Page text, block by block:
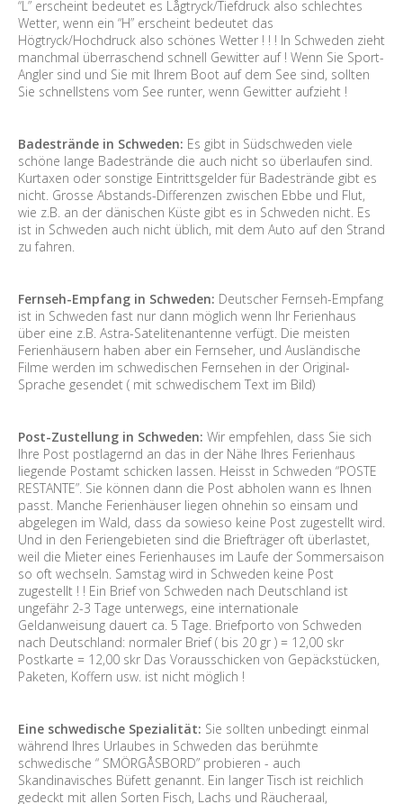
“L” erscheint bedeutet es Lågtryck/Tiefdruck also schlechtes
Wetter, wenn ein “H” erscheint bedeutet das
Högtryck/Hochdruck also schönes Wetter ! ! ! In Schweden zieht
manchmal überraschend schnell Gewitter auf ! Wenn Sie Sport-
Angler sind und Sie mit Ihrem Boot auf dem See sind, sollten
Sie schnellstens vom See runter, wenn Gewitter aufzieht !
Badestrände in Schweden: Es gibt in Südschweden viele
schöne lange Badestrände die auch nicht so überlaufen sind.
Kurtaxen oder sonstige Eintrittsgelder für Badestrände gibt es
nicht. Grosse Abstands-Differenzen zwischen Ebbe und Flut,
wie z.B. an der dänischen Küste gibt es in Schweden nicht. Es
ist in Schweden auch nicht üblich, mit dem Auto auf den Strand
zu fahren.
Fernseh-Empfang in Schweden: Deutscher Fernseh-Empfang
ist in Schweden fast nur dann möglich wenn Ihr Ferienhaus
über eine z.B. Astra-Satelitenantenne verfügt. Die meisten
Ferienhäusern haben aber ein Fernseher, und Ausländische
Filme werden im schwedischen Fernsehen in der Original-
Sprache gesendet ( mit schwedischem Text im Bild)
Post-Zustellung in Schweden: Wir empfehlen, dass Sie sich
Ihre Post postlagernd an das in der Nähe Ihres Ferienhaus
liegende Postamt schicken lassen. Heisst in Schweden “POSTE
RESTANTE”. Sie können dann die Post abholen wann es Ihnen
passt. Manche Ferienhäuser liegen ohnehin so einsam und
abgelegen im Wald, dass da sowieso keine Post zugestellt wird.
Und in den Feriengebieten sind die Briefträger oft überlastet,
weil die Mieter eines Ferienhauses im Laufe der Sommersaison
so oft wechseln. Samstag wird in Schweden keine Post
zugestellt ! ! Ein Brief von Schweden nach Deutschland ist
ungefähr 2-3 Tage unterwegs, eine internationale
Geldanweisung dauert ca. 5 Tage. Briefporto von Schweden
nach Deutschland: normaler Brief ( bis 20 gr ) = 12,00 skr
Postkarte = 12,00 skr Das Vorausschicken von Gepäckstücken,
Paketen, Koffern usw. ist nicht möglich !
Eine schwedische Spezialität: Sie sollten unbedingt einmal
während Ihres Urlaubes in Schweden das berühmte
schwedische “ SMÖRGÅSBORD” probieren - auch
Skandinavisches Büfett genannt. Ein langer Tisch ist reichlich
gedeckt mit allen Sorten Fisch, Lachs und Räucheraal,